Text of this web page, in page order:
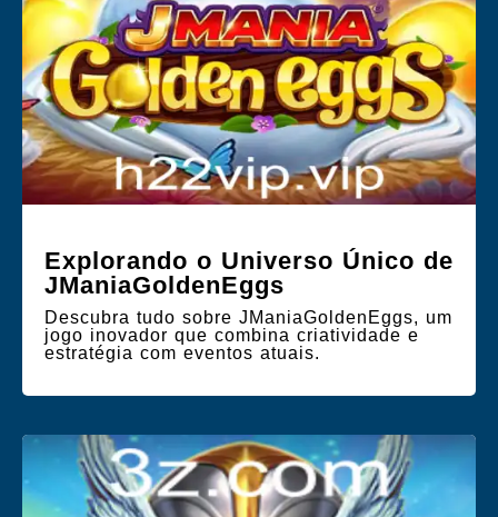
Explorando o Universo Único de
JManiaGoldenEggs
Descubra tudo sobre JManiaGoldenEggs, um
jogo inovador que combina criatividade e
estratégia com eventos atuais.